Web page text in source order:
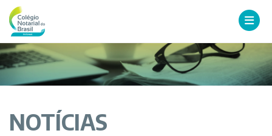
NOTÍCIAS